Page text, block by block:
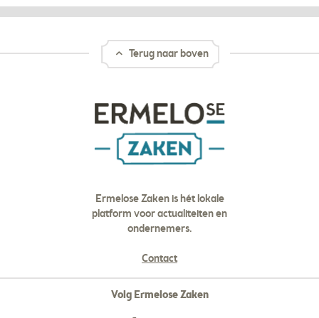
Terug naar boven
Ermelose Zaken is hét lokale
platform voor actualiteiten en
ondernemers.
Contact
Volg Ermelose Zaken